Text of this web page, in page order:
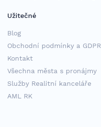
Užitečné
Blog
Obchodní podmínky a GDPR
Kontakt
Všechna města s pronájmy
Služby Realitní kanceláře
AML RK